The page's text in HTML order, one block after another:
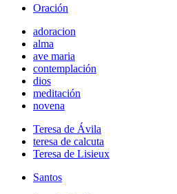
Oración
adoracion
alma
ave maria
contemplación
dios
meditación
novena
Teresa de Ávila
teresa de calcuta
Teresa de Lisieux
Santos